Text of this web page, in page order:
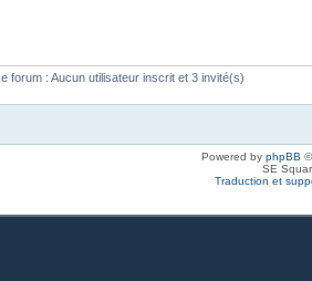
forum : Aucun utilisateur inscrit et 3 invité(s)
Powered by phpBB
SE
Traduction et